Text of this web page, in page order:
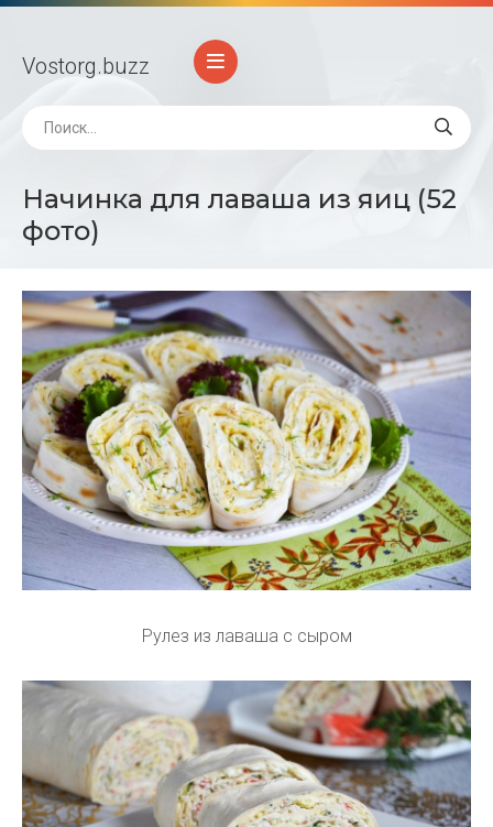
Vostorg.buzz
Начинка для лаваша из яиц (52
фото)
Рулез из лаваша с сыром